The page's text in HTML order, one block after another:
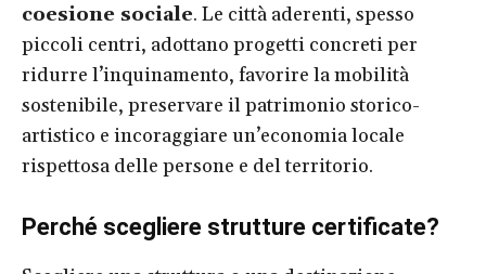
coesione sociale. Le città aderenti, spesso
piccoli centri, adottano progetti concreti per
ridurre l’inquinamento, favorire la mobilità
sostenibile, preservare il patrimonio storico-
artistico e incoraggiare un’economia locale
rispettosa delle persone e del territorio.
Perché scegliere strutture certificate?